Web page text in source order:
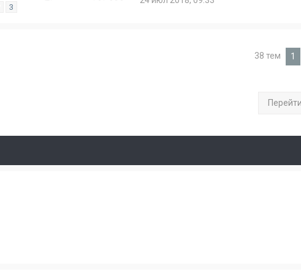
3
38 тем 1
Перейти